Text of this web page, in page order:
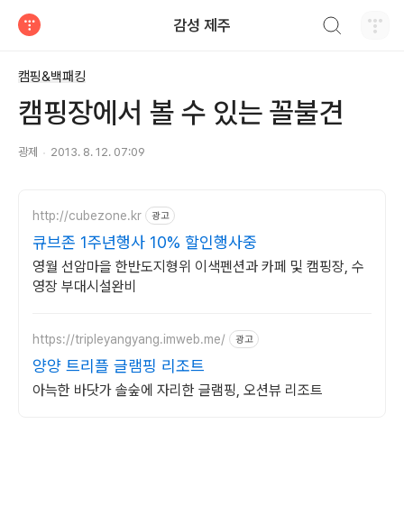
감성 제주
캠핑&백패킹
캠핑장에서 볼 수 있는 꼴불견
광제 2013. 8. 12. 07:09
http://cubezone.kr 광고
큐브존 1주년행사 10% 할인행사중
영월 선암마을 한반도지형위 이색펜션과 카페 및 캠핑장, 수
영장 부대시설완비
https://tripleyangyang.imweb.me/ 광고
양양 트리플 글램핑 리조트
아늑한 바닷가 솔숲에 자리한 글램핑, 오션뷰 리조트